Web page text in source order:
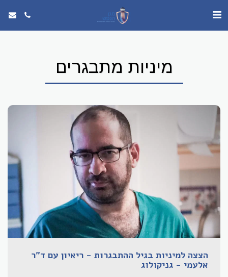
מיניות מתבגרים
הצצה למיניות בגיל ההתבגרות - ריאיון עם ד"ר
אלעמי - גניקולוג